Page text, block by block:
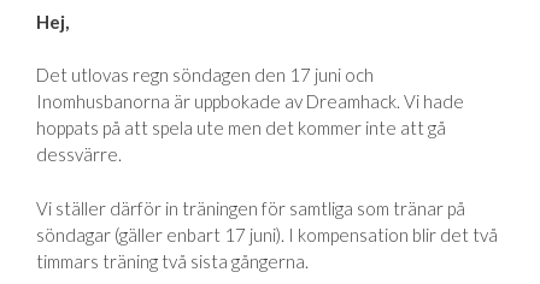
Hej,
Det utlovas regn söndagen den 17 juni och
Inomhusbanorna är uppbokade av Dreamhack. Vi hade
hoppats på att spela ute men det kommer inte att gå
dessvärre.
Vi ställer därför in träningen för samtliga som tränar på
söndagar (gäller enbart 17 juni). I kompensation blir det två
timmars träning två sista gångerna.